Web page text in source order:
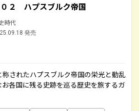
２ ハプスブルク帝国
時代
発売
称されたハプスブルク帝国の栄光と動乱
各国に残る史跡を巡る歴史を旅するガ